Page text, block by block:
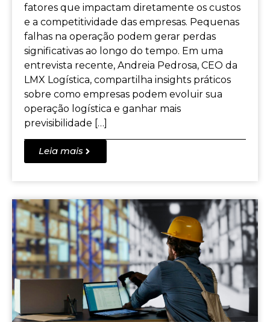
fatores que impactam diretamente os custos
e a competitividade das empresas. Pequenas
falhas na operação podem gerar perdas
significativas ao longo do tempo. Em uma
entrevista recente, Andreia Pedrosa, CEO da
LMX Logística, compartilha insights práticos
sobre como empresas podem evoluir sua
operação logística e ganhar mais
previsibilidade […]
Leia mais